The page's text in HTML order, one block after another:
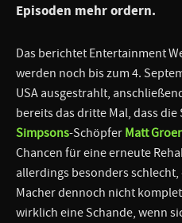
Episoden mehr ordern.
Das berichtet Entertainment
werden noch bis zum 4.
USA ausgestrahlt,
bereits das dritte Mal, dass die
Simpsons-Schöpfer Matt
Chancen für eine erneute
allerdings besonders
Macher dennoch nicht
wirklich eine Schande, wenn